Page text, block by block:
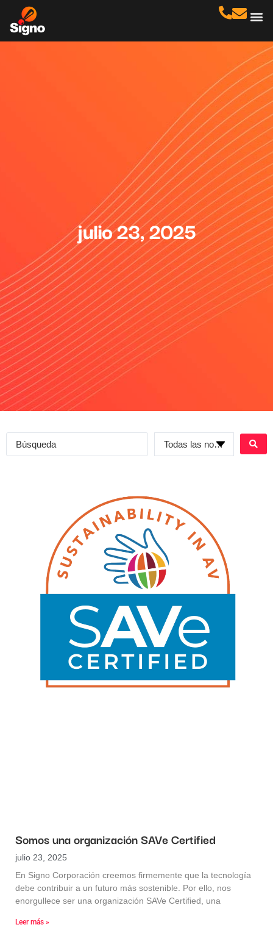
julio 23, 2025
Somos una organización SAVe Certified
julio 23, 2025
En Signo Corporación creemos firmemente que la tecnología
debe contribuir a un futuro más sostenible. Por ello, nos
enorgullece ser una organización SAVe Certified, una
Leer más »